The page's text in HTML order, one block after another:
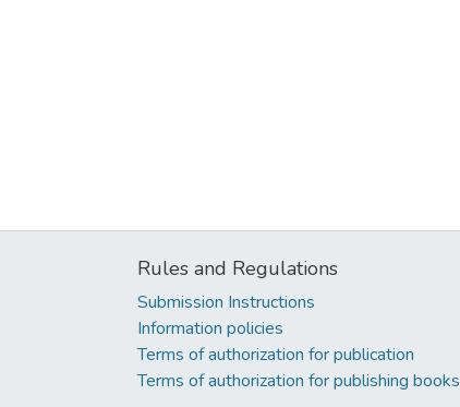
Rules and Regulations
Submission Instructions
Information policies
Terms of authorization for publication
Terms of authorization for publishing books